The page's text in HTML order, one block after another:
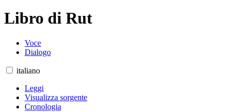
Libro di Rut
Voce
Dialogo
italiano
Leggi
Visualizza sorgente
Cronologia